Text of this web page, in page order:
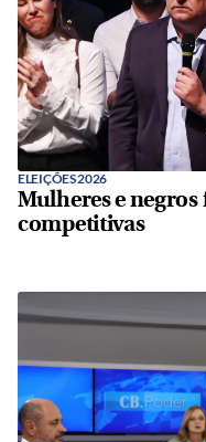
ELEIÇÕES 2026
Mulheres e
competitivas